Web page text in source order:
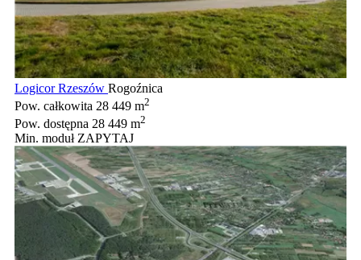
Logicor Rzeszów Rogoźnica
Pow. całkowita 28 449 m2
Pow. dostępna 28 449 m2
Min. moduł ZAPYTAJ